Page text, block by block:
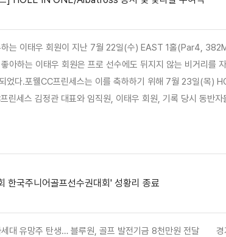
는 이태우 회원이 지난 7월 22일(수) EAST 1홀(Par4,
아하는 이태우 회원은 프로 선수에도 뒤지지 않는 비거리를
었다.포웰CC프린세스는 이를 축하하기 위해 7월 23일(목)
린세스 김정관 대표와 임직원, 이태우 회원, 기록 당시 동반
한국주니어골프선수권대회' 성황리 종료
루원, 골프 발전기금 8천만원 전달 경기 용인시 블루원용인컨트리클럽에서 열린 '블루원배 제43회 한국주니어골프